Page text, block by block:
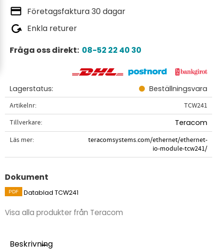
Företagsfaktura 30 dagar
Enkla returer
Fråga oss direkt: 08-52 22 40 30
Lagerstatus Beställningsvara
Artikelnr
TCW241
Tillverkare
Teracom
Läs mer
teracomsystems.com/ethernet/ethernet-
io-module-tcw241/
Dokument
Datablad TCW241
Visa alla produkter från Teracom
Beskrivning